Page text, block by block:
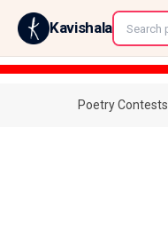
Kavishala
Poetry Contests